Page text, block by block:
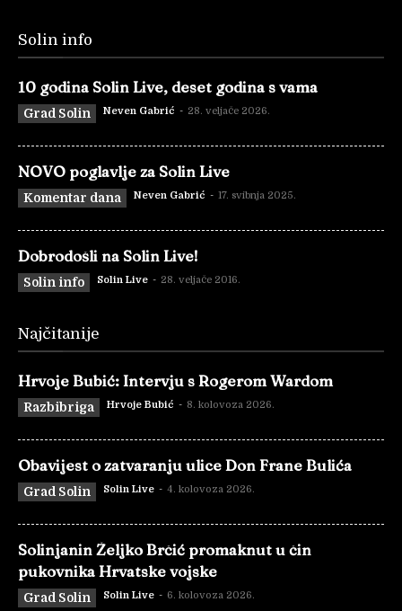
Solin info
10 godina Solin Live, deset godina s vama
Grad Solin Neven Gabrić - 28. veljače 2026.
NOVO poglavlje za Solin Live
Komentar dana Neven Gabrić - 17. svibnja 2025.
Dobrodošli na Solin Live!
Solin info Solin Live - 28. veljače 2016.
Najčitanije
Hrvoje Bubić: Intervju s Rogerom Wardom
Razbibriga Hrvoje Bubić - 8. kolovoza 2026.
Obavijest o zatvaranju ulice Don Frane Bulića
Grad Solin Solin Live - 4. kolovoza 2026.
Solinjanin Željko Brčić promaknut u čin
pukovnika Hrvatske vojske
Grad Solin Solin Live - 6. kolovoza 2026.